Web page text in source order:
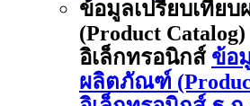
ข้อมูลเปรียบเทีย
(Product
อิเล็กทรอนิกส์ ข้อ
ผลิตภัณฑ์